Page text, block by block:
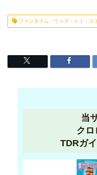
ファンタイム・ウィズ・トイ・ス
当
クロ
TDRガ